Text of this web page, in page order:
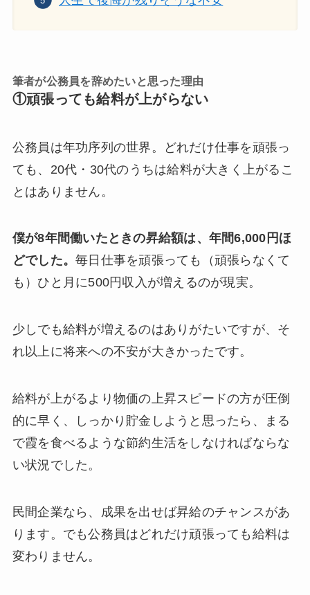
筆者が公務員を辞めたいと思った理由
①頑張っても給料が上がらない
公務員は年功序列の世界。どれだけ仕事を頑張っ
ても、20代・30代のうちは給料が大きく上がるこ
とはありません。
僕が8年間働いたときの昇給額は、年間6,000円ほ
どでした。毎日仕事を頑張っても（頑張らなくて
も）ひと月に500円収入が増えるのが現実。
少しでも給料が増えるのはありがたいですが、そ
れ以上に将来への不安が大きかったです。
給料が上がるより物価の上昇スピードの方が圧倒
的に早く、しっかり貯金しようと思ったら、まる
で霞を食べるような節約生活をしなければならな
い状況でした。
民間企業なら、成果を出せば昇給のチャンスがあ
ります。でも公務員はどれだけ頑張っても給料は
変わりません。